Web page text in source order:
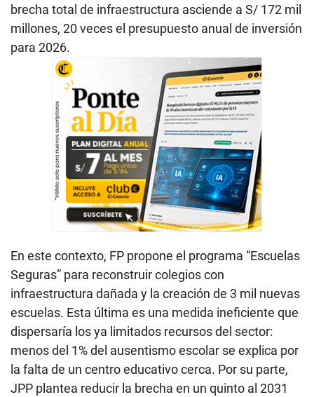
brecha total de infraestructura asciende a S/ 172 mil
millones, 20 veces el presupuesto anual de inversión
para 2026.
En este contexto, FP propone el programa “Escuelas
Seguras” para reconstruir colegios con
infraestructura dañada y la creación de 3 mil nuevas
escuelas. Esta última es una medida ineficiente que
dispersaría los ya limitados recursos del sector:
menos del 1% del ausentismo escolar se explica por
la falta de un centro educativo cerca. Por su parte,
JPP plantea reducir la brecha en un quinto al 2031